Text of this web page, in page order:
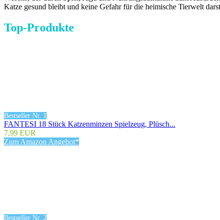
Katze gesund bleibt und keine Gefahr für die heimische Tierwelt
Top-Produkte
Bestseller Nr. 1
FANTESI 18 Stück Katzenminzen Spielzeug, Plüsch...
7,99 EUR
Zum Amazon Angebot*
Bestseller Nr. 2